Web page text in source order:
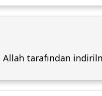
tarafından